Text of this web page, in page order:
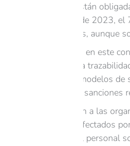
2024, las empresas están
Deloitte de diciembre de 2023,
de clientes e inversores, aunque
Para generar confianza en este
continua y garantizar la
ética para validar sus modelos
minimizan el riesgo de sanciones
Los expertos aconsejan a las
claros a los usuarios afectados
formación continua del personal